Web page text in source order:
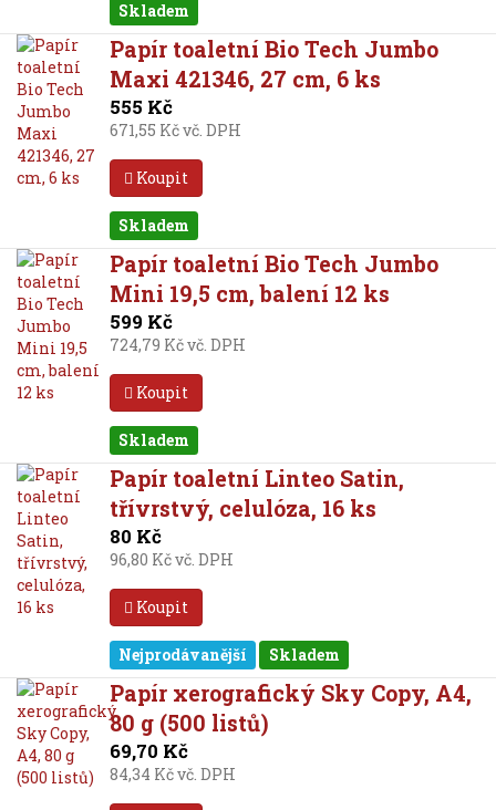
Skladem
Papír toaletní Bio Tech Jumbo
Maxi 421346, 27 cm, 6 ks
555 Kč
671,55 Kč vč. DPH
Koupit
Skladem
Papír toaletní Bio Tech Jumbo
Mini 19,5 cm, balení 12 ks
599 Kč
724,79 Kč vč. DPH
Koupit
Skladem
Papír toaletní Linteo Satin,
třívrstvý, celulóza, 16 ks
80 Kč
96,80 Kč vč. DPH
Koupit
Nejprodávanější Skladem
Papír xerografický Sky Copy, A4,
80 g (500 listů)
69,70 Kč
84,34 Kč vč. DPH